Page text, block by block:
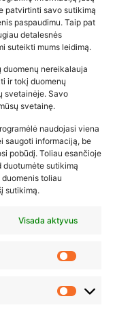
patvirtinti savo sutikimą
paspaudimu. Taip pat
detalesnės
suteikti mums leidimą.
duomenų nereikalauja
ir tokį duomenų
svetainėje. Savo
svetainę.
naudojasi viena
saugoti informaciją, be
pobūdį. Toliau esančioje
duotumėte sutikimą
duomenis toliau
sutikimą.
Visada aktyvus